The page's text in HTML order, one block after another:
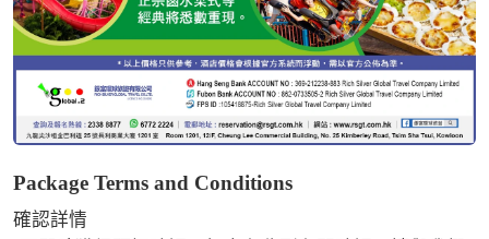
Package Terms and Conditions
確認詳情